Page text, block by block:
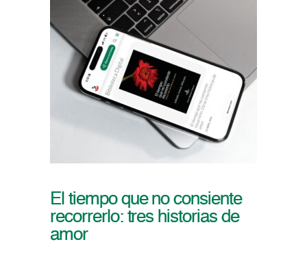
El tiempo que no consiente
recorrerlo: tres historias de
amor